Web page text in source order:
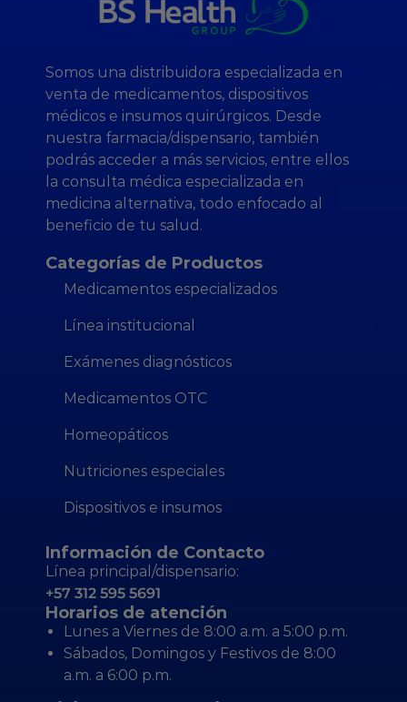
Somos una distribuidora especializada en
venta de medicamentos, dispositivos
médicos e insumos quirúrgicos. Desde
nuestra farmacia/dispensario, también
podrás acceder a más servicios, entre ellos
la consulta médica especializada en
medicina alternativa, todo enfocado al
beneficio de tu salud.
Categorías de Productos
Medicamentos especializados
Línea institucional
Exámenes diagnósticos
Medicamentos OTC
Homeopáticos
Nutriciones especiales
Dispositivos e insumos
Información de Contacto
Línea principal/dispensario:
+57 312 595 5691
Horarios de atención
Lunes a Viernes de 8:00 a.m. a 5:00 p.m.
Sábados, Domingos y Festivos de 8:00
a.m. a 6:00 p.m.